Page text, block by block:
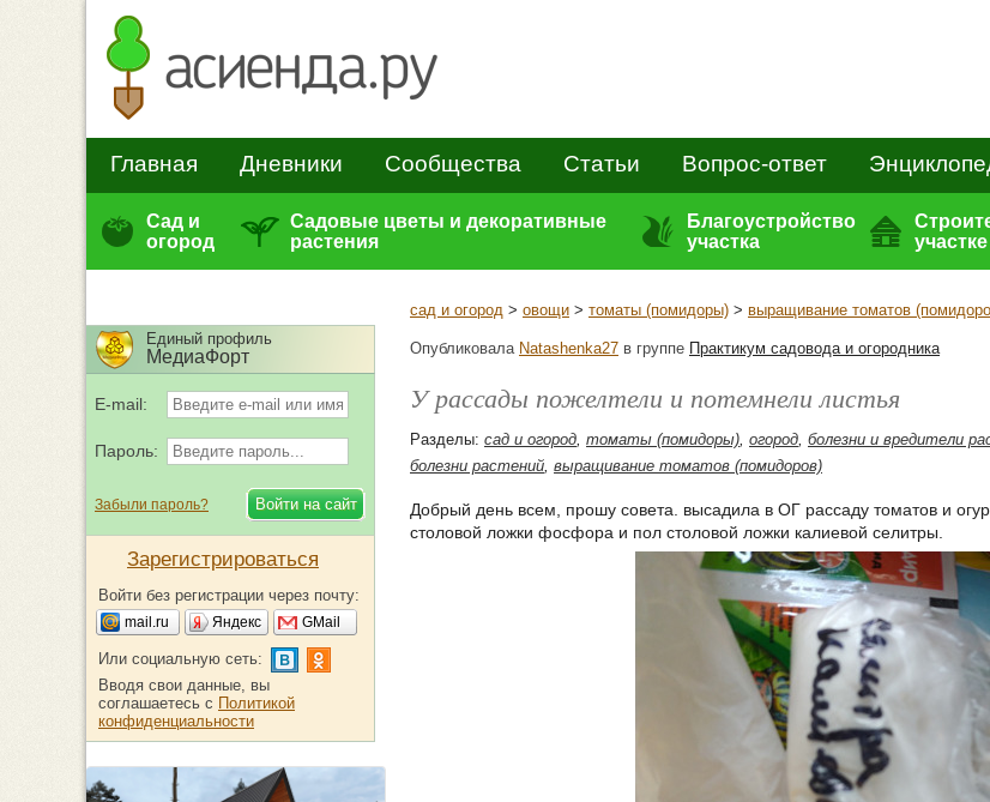
Главная Дневники Сообщества Статьи Вопрос-ответ
Сад и
огород
Садовые цветы и декоративные
растения
Благоустройство
участка
участке
сад и огород > овощи > томаты (помидоры) > выращивание томатов
Опубликовала Natashenka27 в группе Практикум садовода и огородника
У рассады пожелтели и потемнели листья
Разделы: сад и огород, томаты (помидоры), огород, болезни и вредители
болезни растений, выращивание томатов (помидоров)
Добрый день всем, прошу совета. высадила в ОГ рассаду томатов и
столовой ложки фосфора и пол столовой ложки калиевой селитры.
Единый профиль
МедиаФорт
E-mail:
Пароль:
Забыли пароль?
Зарегистрироваться
Войти без регистрации через почту:
mail.ru Яндекс GMail
Или социальную сеть:
Вводя свои данные, вы
соглашаетесь с Политикой
конфиденциальности